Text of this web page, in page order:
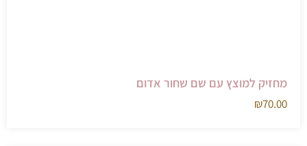
מחזיק למוצץ עם שם שחור אדום
₪70.00